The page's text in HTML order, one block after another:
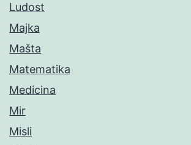
Ludost
Majka
Mašta
Matematika
Medicina
Mir
Misli